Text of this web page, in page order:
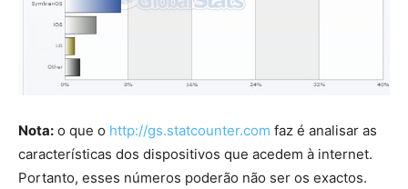
Nota: o que o http://gs.statcounter.com faz é analisar as
características dos dispositivos que acedem à internet.
Portanto, esses números poderão não ser os exactos.